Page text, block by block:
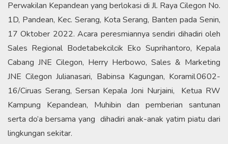
Perwakilan Kepandean yang berlokasi di Jl. Raya Cilegon No.
1D, Pandean, Kec. Serang, Kota Serang, Banten pada Senin,
17 Oktober 2022. Acara peresmiannya sendiri dihadiri oleh
Sales Regional Bodetabekcilcik Eko Suprihantoro, Kepala
Cabang JNE Cilegon, Herry Herbowo, Sales & Marketing
JNE Cilegon Julianasari, Babinsa Kagungan, Koramil 0602-
16/Ciruas Serang, Sersan Kepala Joni Nurjaini, Ketua RW
Kampung Kepandean, Muhibin dan pemberian santunan
serta do’a bersama yang dihadiri anak-anak yatim piatu dari
lingkungan sekitar.